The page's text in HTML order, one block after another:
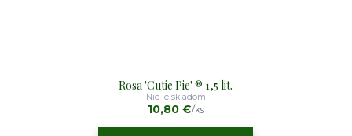
Rosa 'Cutie Pie' ® 1,5 lit.
10,80 €/ks
Nie je skladom